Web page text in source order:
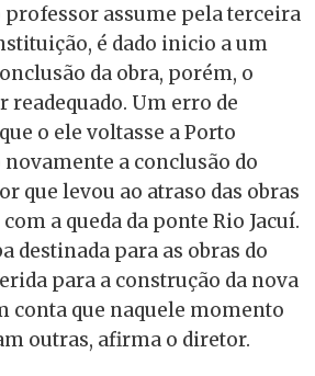
professor assume pela terceira
é dado inicio a um
da obra, porém, o
readequado. Um erro de
o ele voltasse a Porto
a conclusão do
que levou ao atraso das obras
a queda da ponte Rio Jacuí.
destinada para as obras do
para a construção da nova
conta que naquele momento
outras, afirma o diretor.